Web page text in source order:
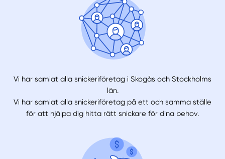
Vi har samlat alla snickeriföretag i Skogås och Stockholms
län.
Vi har samlat alla snickeriföretag på ett och samma ställe
för att hjälpa dig hitta rätt snickare för dina behov.